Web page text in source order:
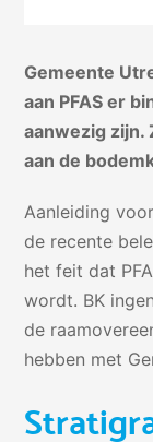
Gemeente
aan PFAS er
aanwezig zijn.
aan de
Aanleiding
de recente
het feit dat
wordt. BK
de
hebben met